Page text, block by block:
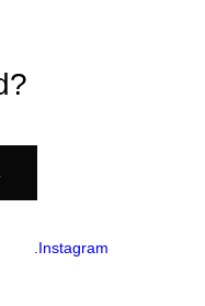
.Instagram